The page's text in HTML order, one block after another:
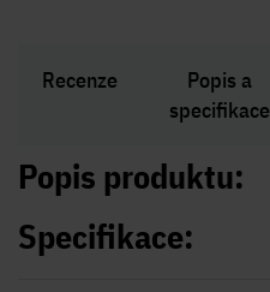
Recenze
Popis a
specifikace
Popis produktu:
Specifikace: